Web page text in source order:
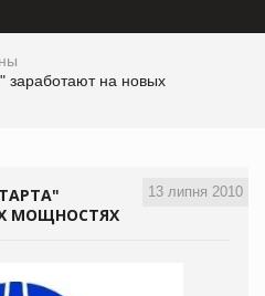
заработают на новых
13 липня 2010
МОЩНОСТЯХ